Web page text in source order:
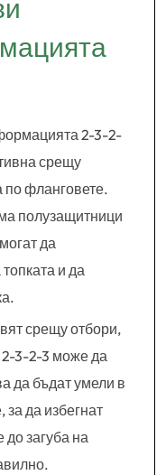
2-3-2-
срещу
по фланговете.
полузащитници
да
и да
срещу отбори,
2-3-2-3 може да
да бъдат умели в
да избегнат
до загуба на